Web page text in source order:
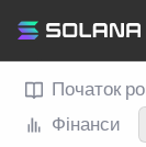
Початок
Фінанси